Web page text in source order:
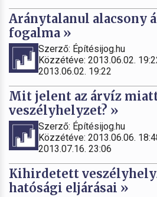
Aránytalanul alacsony
fogalma »
Szerző: Építésijog.hu
Közzétéve: 2013.06.02.
2013.06.02. 19:22
Mit jelent az árvíz
veszélyhelyzet? »
Szerző: Építésijog.hu
Közzétéve: 2013.06.06.
2013.07.16. 23:06
Kihirdetett
hatósági eljárásai »